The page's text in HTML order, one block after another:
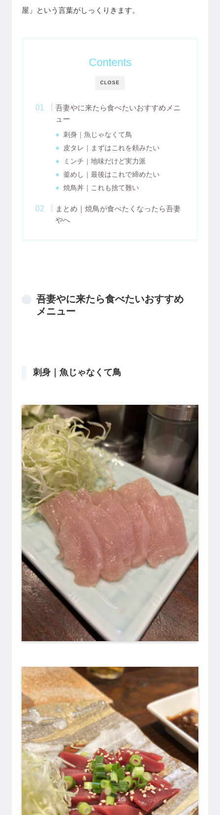
屋」という言葉がしっくりきます。
CLOSE
Contents
吾妻やに来たら食べたいおすすめメニ
ュー
刺身｜魚じゃなくて鳥
皮タレ｜まずはこれを頼みたい
ミンチ｜地味だけど実力派
釜めし｜最後はこれで締めたい
焼鳥丼｜これも捨て難い
まとめ｜焼鳥が食べたくなったら吾妻
やへ
吾妻やに来たら食べたいおすすめ
メニュー
刺身｜魚じゃなくて鳥